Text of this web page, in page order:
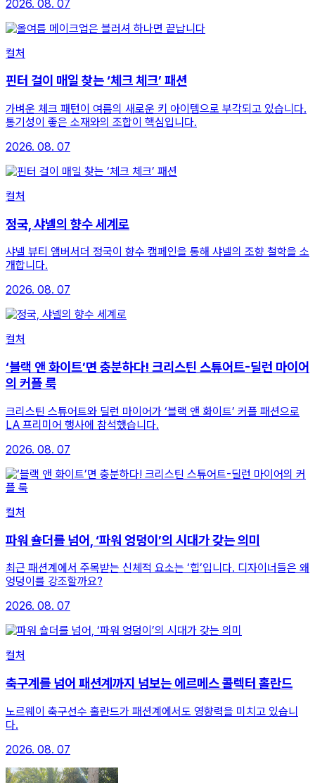
2026. 08. 07
컬처
핀터 걸이 매일 찾는 ‘체크 체크’ 패션
가벼운 체크 패턴이 여름의 새로운 키 아이템으로 부각되고 있습니다.
통기성이 좋은 소재와의 조합이 핵심입니다.
2026. 08. 07
컬처
정국, 샤넬의 향수 세계로
샤넬 뷰티 앰버서더 정국이 향수 캠페인을 통해 샤넬의 조향 철학을 소
개합니다.
2026. 08. 07
컬처
‘블랙 앤 화이트’면 충분하다! 크리스틴 스튜어트-딜런 마이어
의 커플 룩
크리스틴 스튜어트와 딜런 마이어가 ‘블랙 앤 화이트’ 커플 패션으로
LA 프리미어 행사에 참석했습니다.
2026. 08. 07
컬처
파워 숄더를 넘어, ‘파워 엉덩이’의 시대가 갖는 의미
최근 패션계에서 주목받는 신체적 요소는 ‘힙’입니다. 디자이너들은 왜
엉덩이를 강조할까요?
2026. 08. 07
컬처
축구계를 넘어 패션계까지 넘보는 에르메스 콜렉터 홀란드
노르웨이 축구선수 홀란드가 패션계에서도 영향력을 미치고 있습니
다.
2026. 08. 07